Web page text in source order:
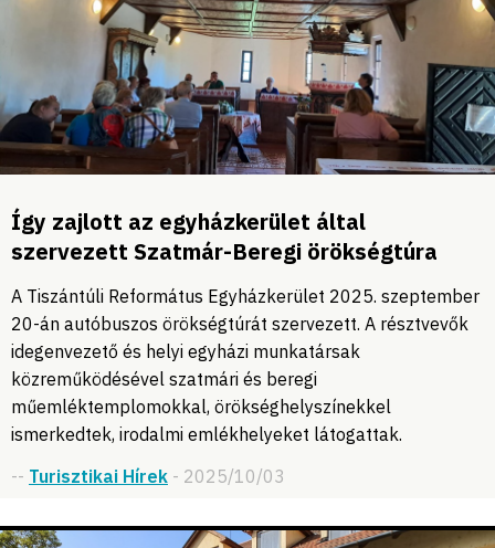
Így zajlott az egyházkerület által
szervezett Szatmár-Beregi örökségtúra
A Tiszántúli Református Egyházkerület 2025. szeptember
20-án autóbuszos örökségtúrát szervezett. A résztvevők
idegenvezető és helyi egyházi munkatársak
közreműködésével szatmári és beregi
műemléktemplomokkal, örökséghelyszínekkel
ismerkedtek, irodalmi emlékhelyeket látogattak.
-- Turisztikai Hírek - 2025/10/03